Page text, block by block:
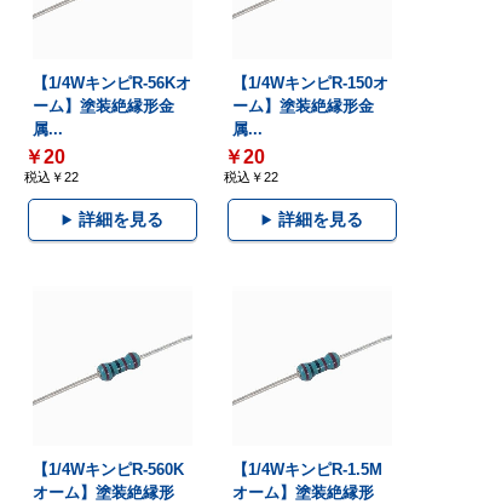
【1/4WキンピR-56Kオ
ーム】塗装絶縁形金
属...
￥20
税込￥22
詳細を見る
【1/4WキンピR-150オ
ーム】塗装絶縁形金
属...
￥20
税込￥22
詳細を見る
【1/4WキンピR-560K
オーム】塗装絶縁形
【1/4WキンピR-1.5M
オーム】塗装絶縁形